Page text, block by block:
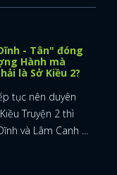
- Tân" đóng
Hành mà
là Sở Kiều 2?
tục nên duyên
Truyện 2 thì
và Lâm Canh ...